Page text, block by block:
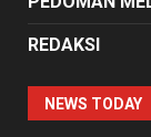
REDAKSI
NEWS TODAY